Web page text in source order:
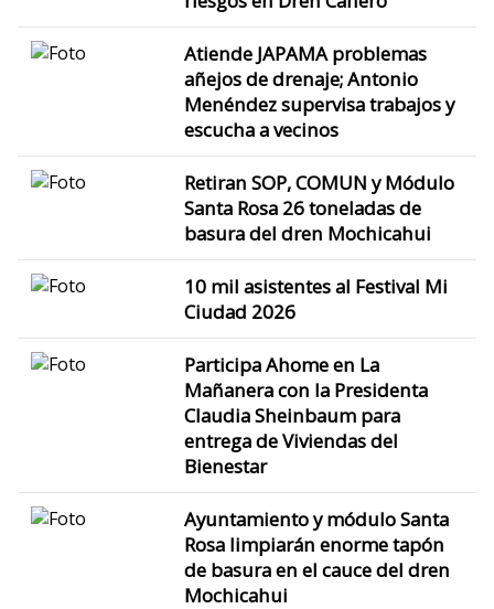
Atiende JAPAMA problemas
añejos de drenaje; Antonio
Menéndez supervisa trabajos y
escucha a vecinos
Retiran SOP, COMUN y Módulo
Santa Rosa 26 toneladas de
basura del dren Mochicahui
10 mil asistentes al Festival Mi
Ciudad 2026
Participa Ahome en La
Mañanera con la Presidenta
Claudia Sheinbaum para
entrega de Viviendas del
Bienestar
Ayuntamiento y módulo Santa
Rosa limpiarán enorme tapón
de basura en el cauce del dren
Mochicahui